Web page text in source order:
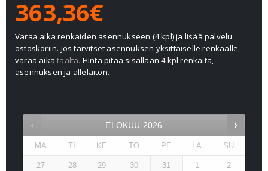
363,36€
Varaa aika renkaiden asennukseen (4 kpl) ja lisää palvelu
ostoskoriin. Jos tarvitset asennuksen yksittäiselle renkaalle,
varaa aikatäältä. Hinta pitää sisällään 4 kpl renkaita,
asennuksen ja allelaiton.
ELOKUU 2026
MA TI KE TO PE LA SU
27 28 29 30 31 1 2